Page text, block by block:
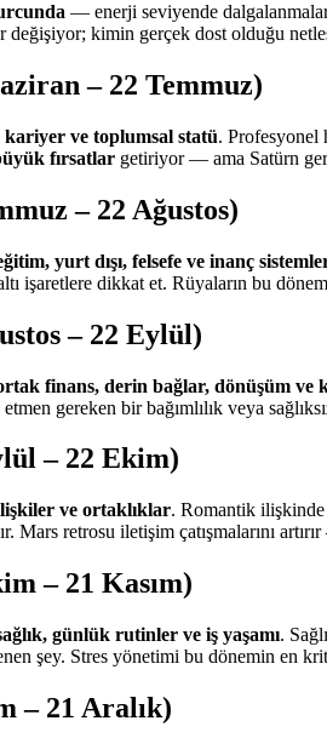
— enerji seviyende
değişiyor; kimin gerçek dost olduğu
– 22 Temmuz)
kariyer ve toplumsal statü. Profesyonel
fırsatlar getiriyor — ama Satürn
– 22 Ağustos)
yurt dışı, felsefe ve inanç
işaretlere dikkat et. Rüyaların bu
– 22 Eylül)
finans, derin bağlar, dönüşüm ve
gereken bir bağımlılık veya
– 22 Ekim)
ve ortaklıklar. Romantik
Mars retrosu iletişim çatışmalarını
– 21 Kasım)
günlük rutinler ve iş yaşamı.
şey. Stres yönetimi bu dönemin en
– 21 Aralık)